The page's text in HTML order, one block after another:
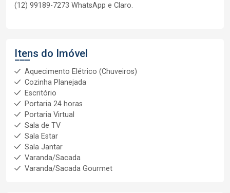
(12) 99189-7273 WhatsApp e Claro.
Itens do Imóvel
Aquecimento Elétrico (Chuveiros)
Cozinha Planejada
Escritório
Portaria 24 horas
Portaria Virtual
Sala de TV
Sala Estar
Sala Jantar
Varanda/Sacada
Varanda/Sacada Gourmet